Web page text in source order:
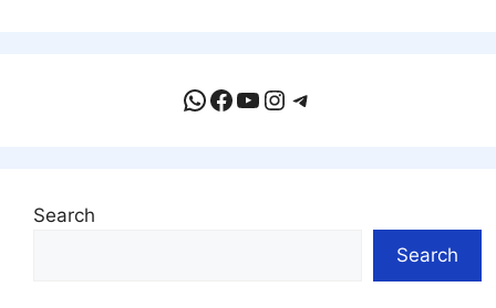
WhatsApp
Facebook
YouTube
Instagram
Telegram
Search
Search